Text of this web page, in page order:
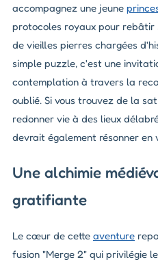
accompagnez une jeune
protocoles royaux pour rebâtir
de vieilles pierres chargées
simple puzzle, c'est une
contemplation à travers la
oublié. Si vous trouvez de la
redonner vie à des lieux
devrait également résonner en
Une alchimie
gratifiante
Le cœur de cette aventure
fusion "Merge 2" qui privilégie